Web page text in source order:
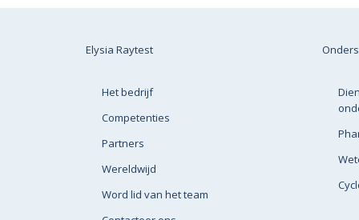
Elysia Raytest
Het bedrijf
Competenties
Partners
Wereldwijd
Word lid van het team